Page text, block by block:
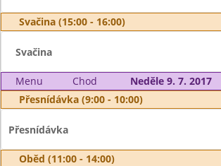
Svačina (15:00 - 16:00)
Svačina
Menu Chod
Neděle 9. 7. 2017
Přesnídávka (9:00 - 10:00)
Přesnídávka
Oběd (11:00 - 14:00)